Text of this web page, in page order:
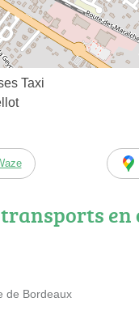
Taxi
en
de Bordeaux